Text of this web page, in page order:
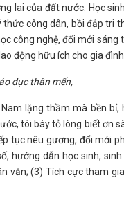
lai của đất nước. Học
công dân, bồi đắp tri
công nghệ, đổi mới sáng
động hữu ích cho gia
dục thân mến,
lặng thầm mà bền
tôi bày tỏ lòng biết ơn
tục nêu gương, đổi mới
hướng dẫn học sinh,
văn; (3) Tích cực tham